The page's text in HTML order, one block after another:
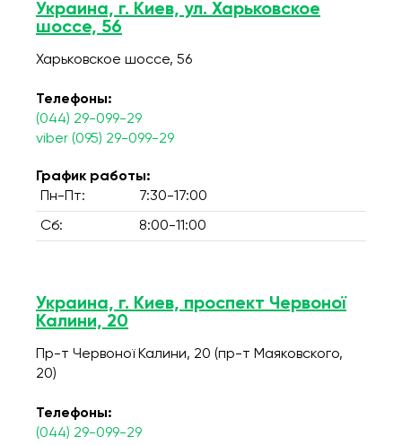
Украина, г. Киев, ул. Харьковское
шоссе, 56
Харьковское шоссе, 56
Телефоны:
(044) 29-099-29
viber (095) 29-099-29
График работы:
Пн-Пт:
7:30-17:00
Сб: 8:00-11:00
Украина, г. Киев, проспект Червоної
Калини, 20
Пр-т Червоної Калини, 20 (пр-т Маяковского,
20)
Телефоны:
(044) 29-099-29